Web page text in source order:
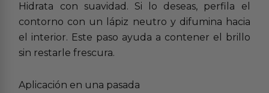
Hidrata con suavidad. Si lo deseas, perfila el
contorno con un lápiz neutro y difumina hacia
el interior. Este paso ayuda a contener el brillo
sin restarle frescura.
Aplicación en una pasada